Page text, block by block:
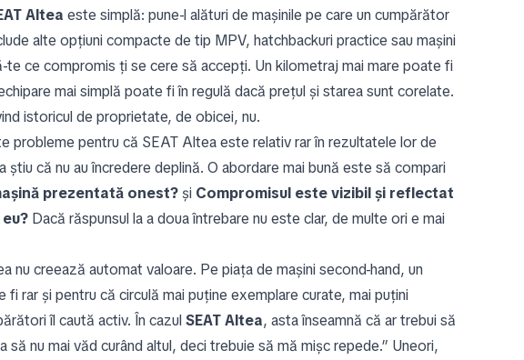
Altea este simplă: pune-l alături de mașinile pe care un cumpărător
alte opțiuni compacte de tip MPV, hatchbackuri practice sau mașini
te ce compromis ți se cere să accepți. Un kilometraj mai mare poate fi
mai simplă poate fi în regulă dacă prețul și starea sunt corelate.
istoricul de proprietate, de obicei, nu.
probleme pentru că SEAT Altea este relativ rar în rezultatele lor de
că nu au încredere deplină. O abordare mai bună este să compari
prezentată onest?și Compromisul este vizibil și reflectat
Dacă răspunsul la a doua întrebare nu este clar, de multe ori e mai
nu creează automat valoare. Pe piața de mașini second-hand, un
rar și pentru că circulă mai puține exemplare curate, mai puțini
îl caută activ. În cazul SEAT Altea, asta înseamnă că ar trebui să
nu mai văd curând altul, deci trebuie să mă mișc repede.” Uneori,